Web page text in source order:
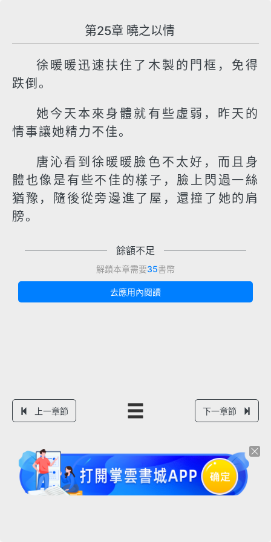
第25章 曉之以情
徐暖暖迅速扶住了木製的門框，免得
跌倒。
她今天本來身體就有些虛弱，昨天的
情事讓她精力不佳。
唐沁看到徐暖暖臉色不太好，而且身
體也像是有些不佳的樣子，臉上閃過一絲
猶豫，隨後從旁邊進了屋，還撞了她的肩
膀。
餘額不足
解鎖本章需要35書幣
去應用內閱讀
上一章節 下一章節